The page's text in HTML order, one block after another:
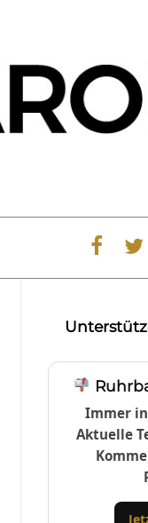
Immer
Aktuelle